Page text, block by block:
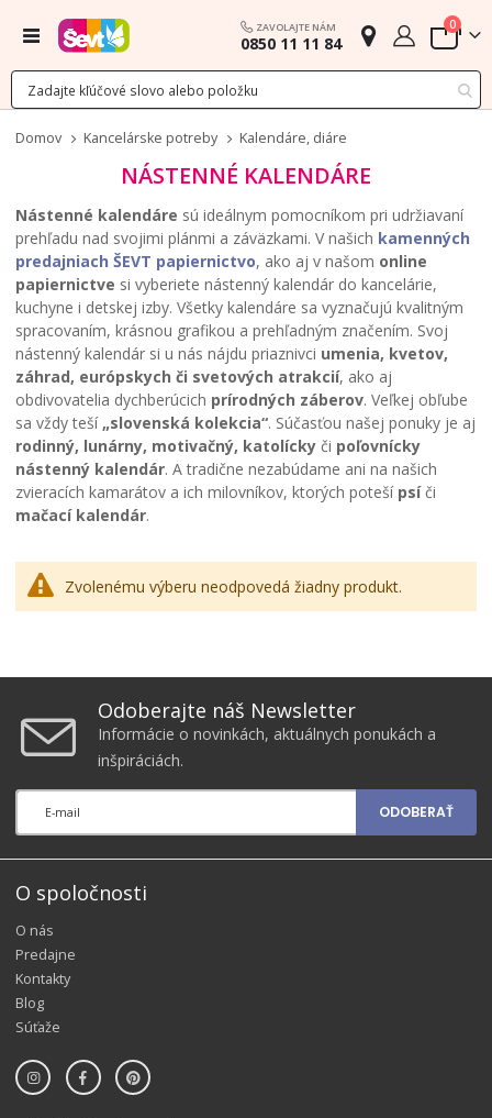
Menu ZAVOLAJTE NÁM
0850 11 11 84 Cart
0
Domov Kancelárske potreby Kalendáre, diáre
NÁSTENNÉ KALENDÁRE
Nástenné kalendáre sú ideálnym pomocníkom pri udržiavaní
prehľadu nad svojimi plánmi a záväzkami. V našich kamenných
predajniach ŠEVT papiernictvo, ako aj v našom online
papiernictve si vyberiete nástenný kalendár do kancelárie,
kuchyne i detskej izby. Všetky kalendáre sa vyznačujú kvalitným
spracovaním, krásnou grafikou a prehľadným značením. Svoj
nástenný kalendár si u nás nájdu priaznivci umenia, kvetov,
záhrad, európskych či svetových atrakcií, ako aj
obdivovatelia dychberúcich prírodných záberov. Veľkej obľube
sa vždy teší „slovenská kolekcia“. Súčasťou našej ponuky je aj
rodinný, lunárny, motivačný, katolícky či poľovnícky
nástenný kalendár. A tradične nezabúdame ani na našich
zvieracích kamarátov a ich milovníkov, ktorých poteší psíči
mačací kalendár.
Zvolenému výberu neodpovedá žiadny produkt.
Odoberajte náš Newsletter
Informácie o novinkách, aktuálnych ponukách a
inšpiráciách.
ODOBERAŤ
O spoločnosti
O nás
Predajne
Kontakty
Blog
Súťaže